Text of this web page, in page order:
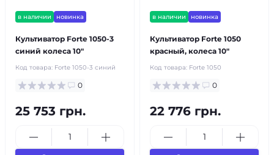
в наличии новинка
Культиватор Forte 1050-3
синий колеса 10"
Код товара: Forte 1050-3 синий
0
25 753 грн.
в наличии новинка
Культиватор Forte 1050
красный, колеса 10"
Код товара: Forte 1050
0
22 776 грн.